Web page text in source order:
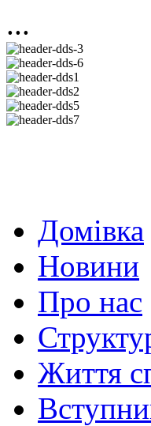
...
Домівка
Новини
Про нас
Життя